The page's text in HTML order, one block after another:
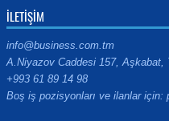
İLETİŞİM
info@business.com.tm
A.Niyazov Caddesi 157, Aşkabat,
+993 61 89 14 98
Boş iş pozisyonları ve ilanlar